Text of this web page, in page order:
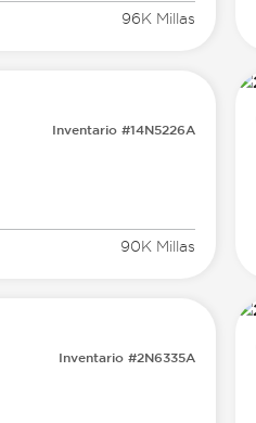
96K Millas
Inventario #14N5226A
90K Millas
Inventario #2N6335A